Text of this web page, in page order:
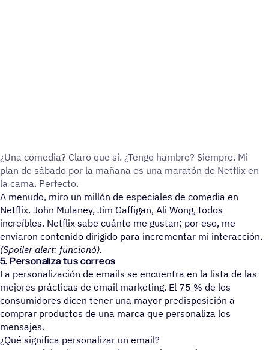
¿Una comedia? Claro que sí. ¿Tengo hambre? Siempre. Mi
plan de sábado por la mañana es una maratón de Netflix en
la cama. Perfecto.
A menudo, miro un millón de especiales de comedia en
Netflix. John Mulaney, Jim Gaffigan, Ali Wong, todos
increíbles. Netflix sabe cuánto me gustan; por eso, me
enviaron contenido dirigido para incrementar mi interacción.
(Spoiler alert: funcionó).
5. Personaliza tus correos
La personalización de emails se encuentra en la lista de las
mejores prácticas de email marketing. El 75 % de los
consumidores dicen tener una mayor predisposición a
comprar productos de una marca que personaliza los
mensajes.
¿Qué significa personalizar un email?